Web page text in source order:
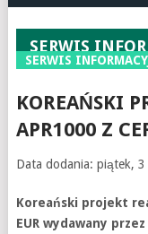
SERWIS
KOREAŃSKI
APR1000 Z
Data dodania: piątek,
Koreański projekt
EUR wydawany
SERWIS